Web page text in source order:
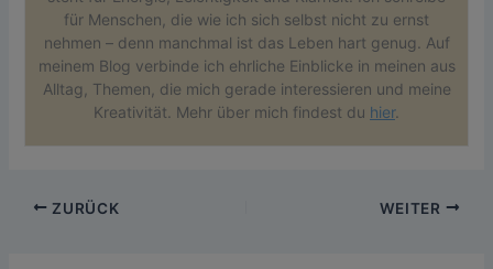
für Menschen, die wie ich sich selbst nicht zu ernst
nehmen – denn manchmal ist das Leben hart genug. Auf
meinem Blog verbinde ich ehrliche Einblicke in meinen aus
Alltag, Themen, die mich gerade interessieren und meine
Kreativität. Mehr über mich findest du hier.
ZURÜCK WEITER